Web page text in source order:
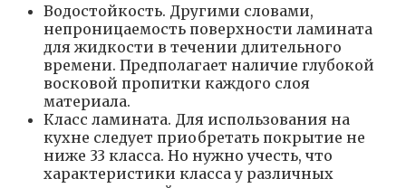
Водостойкость. Другими словами,
непроницаемость поверхности ламината
для жидкости в течении длительного
времени. Предполагает наличие глубокой
восковой пропитки каждого слоя
материала.
Класс ламината. Для использования на
кухне следует приобретать покрытие не
ниже 33 класса. Но нужно учесть, что
характеристики класса у различных